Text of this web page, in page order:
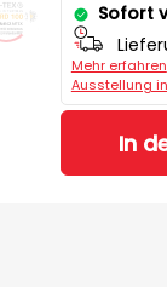
Sofort
Mehr erfahren
Ausstellung
In